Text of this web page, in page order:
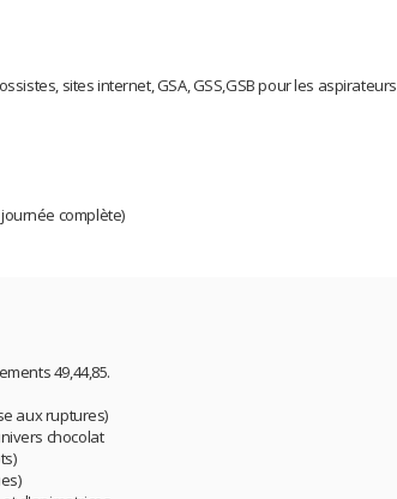
sites internet, GSA, GSS,GSB pour les aspirateurs
complète)
49,44,85.
aux ruptures)
chocolat